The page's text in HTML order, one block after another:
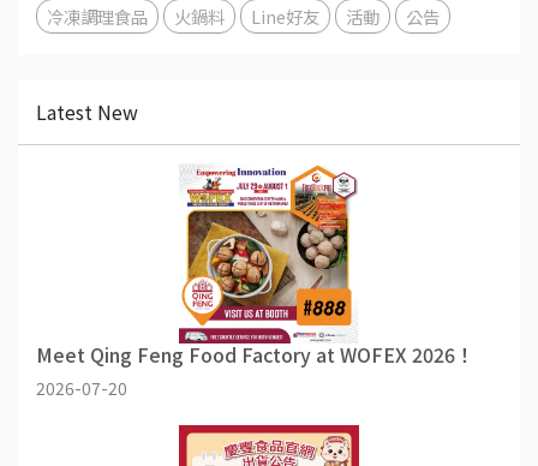
冷凍調理食品
火鍋料 Line好友 活動 公告
Latest New
Meet Qing Feng Food Factory at WOFEX 2026！
2026-07-20